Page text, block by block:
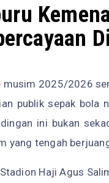
musim 2025/2026
publik sepak bola
ini bukan
yang tengah
Haji Agus